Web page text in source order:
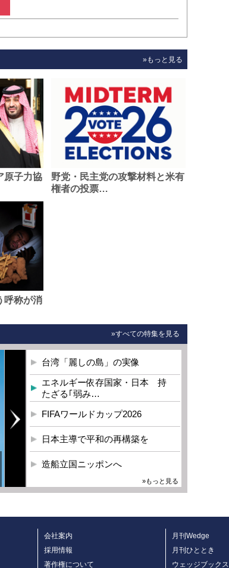
»もっと見る
原子力協
野党・民主党の攻撃材料と米有
権者の投票…
呼称が消
»すべての特集を見る
台湾「麗しの島」の実像
エネルギー依存国家・日本 持
たざる｢弱み…
FIFAワールドカップ2026
日本主導で平和の再構築を
造船立国ニッポンへ
»もっと見る
会社案内
採用情報
著作権について
月刊Wedge
月刊ひととき
ウェッジブックス